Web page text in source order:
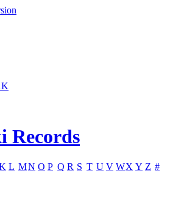
Records
L MN O P Q R S T U V WX Y Z #